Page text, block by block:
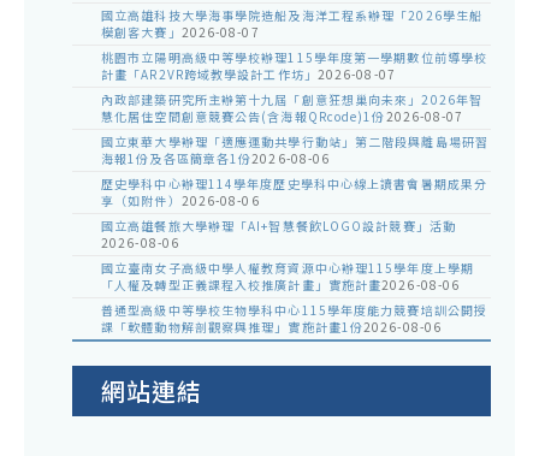
國立高雄科技大學海事學院造船及海洋工程系辦理「2026學生船
模創客大賽」 2026-08-07
桃園市立陽明高級中等學校辦理115學年度第一學期數位前導學校
計畫「AR2VR跨域教學設計工作坊」 2026-08-07
內政部建築研究所主辦第十九屆「創意狂想巢向未來」2026年智
慧化居住空間創意競賽公告(含海報QRcode)1份2026-08-07
國立東華大學辦理「適應運動共學行動站」第二階段與離島場研習
海報1份及各區簡章各1份2026-08-06
歷史學科中心辦理114學年度歷史學科中心線上讀書會暑期成果分
享（如附件） 2026-08-06
國立高雄餐旅大學辦理「AI+智慧餐飲LOGO設計競賽」活動
2026-08-06
國立臺南女子高級中學人權教育資源中心辦理115學年度上學期
「人權及轉型正義課程入校推廣計畫」實施計畫2026-08-06
普通型高級中等學校生物學科中心115學年度能力競賽培訓公開授
課「軟體動物解剖觀察與推理」實施計畫1份2026-08-06
網站連結